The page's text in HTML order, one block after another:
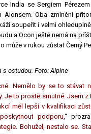
India se Sergiem
Alonsem. Oba zmínění
soupeřit i velmi
a Ocon ještě nemá na
může v rukou zůstat Černý
s ostudou. Foto: Alpine
Nemělo by se to stávat
Je to prostě smutné. Jsem z
měl lepší v kvalifikaci
podporu,“
Bohužel, nestalo se.